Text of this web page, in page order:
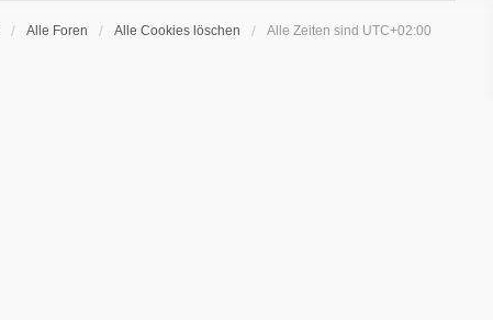
Alle Foren Alle Cookies löschen Alle Zeiten sind UTC+02:00